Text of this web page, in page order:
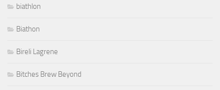
biathlon
Biathon
Bireli Lagrene
Bitches Brew Beyond